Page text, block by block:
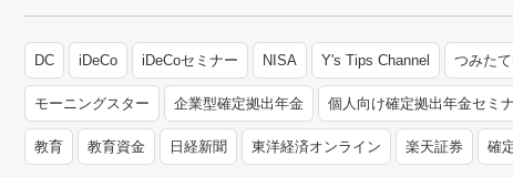
DC iDeCo iDeCoセミナー NISA Y's Tips Channel つみた
モーニングスター 企業型確定拠出年金 個人向け確定拠出年金セミ
教育 教育資金 日経新聞 東洋経済オンライン 楽天証券 確